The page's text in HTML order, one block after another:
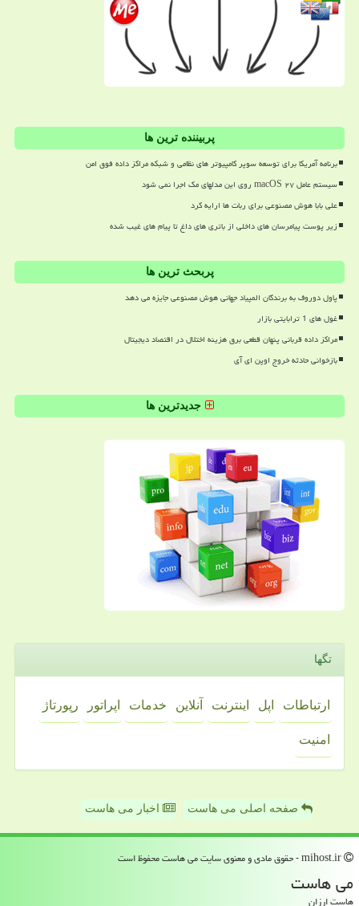
پربیننده ترین ها
برنامه آمریکا برای توسعه سوپر کامپیوتر های نظامی و شبکه مراکز داده فوق امن
سیستم عامل macOS ۲۷ روی این مدلهای مک اجرا نمی شود
علی بابا هوش مصنوعی برای ربات ها ارایه کرد
زیر پوست پیامرسان های داخلی از باتری های داغ تا پیام های غیب شده
پربحث ترین ها
پاول دوروف به برندگان المپیاد جهانی هوش مصنوعی جایزه می دهد
غول های 1 ترابایتی بازار
مراکز داده قربانی پنهان قطعی برق هزینه اختلال در اقتصاد دیجیتال
بازخوانی حادثه خروج اوپن ای آی
جدیدترین ها
تگها
ارتباطات اپل اینترنت آنلاین خدمات اپراتور رپورتاژ
امنیت
صفحه اصلی می هاست اخبار می هاست
می هاست
هاست ارزان